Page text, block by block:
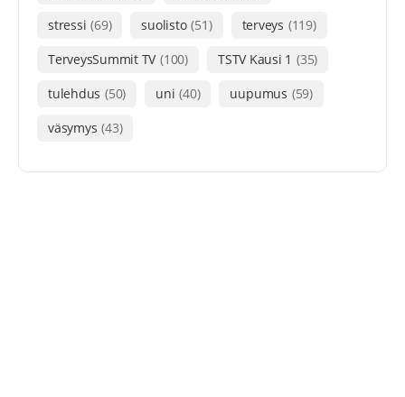
stressi (69) suolisto (51) terveys (119)
TerveysSummit TV (100) TSTV Kausi 1 (35)
tulehdus (50) uni (40) uupumus (59)
väsymys (43)